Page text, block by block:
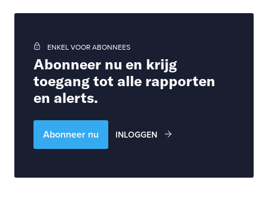
ENKEL VOOR ABONNEES
Abonneer nu en krijg
toegang tot alle rapporten
en alerts.
Abonneer nu INLOGGEN